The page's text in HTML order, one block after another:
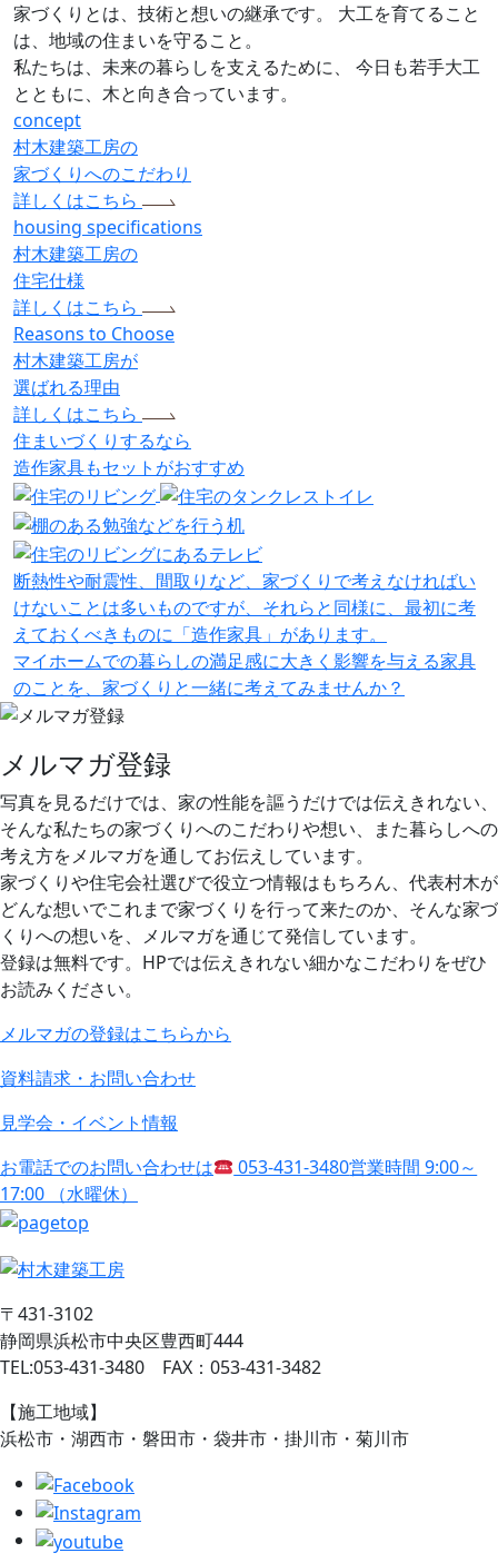
家づくりとは、技術と想いの継承です。
大工を育てること
は、地域の住まいを守ること。
私たちは、未来の暮らしを支えるために、
今日も若手大工
とともに、木と向き合っています。
concept
村木建築工房の
家づくりへのこだわり
詳しくはこちら
housing specifications
村木建築工房の
住宅仕様
詳しくはこちら
Reasons to Choose
村木建築工房が
選ばれる理由
詳しくはこちら
住まいづくりするなら
造作家具もセットがおすすめ
断熱性や耐震性、間取りなど、家づくりで考えなければい
けないことは多いものですが、それらと同様に、最初に考
えておくべきものに「造作家具」があります。
マイホームでの暮らしの満足感に大きく影響を与える家具
のことを、家づくりと一緒に考えてみませんか？
メルマガ登録
写真を見るだけでは、家の性能を謳うだけでは伝えきれない、
そんな私たちの家づくりへのこだわりや想い、また暮らしへの
考え方をメルマガを通してお伝えしています。
家づくりや住宅会社選びで役立つ情報はもちろん、代表村木が
どんな想いでこれまで家づくりを行って来たのか、そんな家づ
くりへの想いを、メルマガを通じて発信しています。
登録は無料です。HPでは伝えきれない細かなこだわりをぜひ
お読みください。
メルマガの登録はこちらから
資料請求・お問い合わせ
見学会・イベント情報
お電話でのお問い合わせは
053-431-3480営業時間 9:00～
17:00 （水曜休）
〒431-3102
静岡県浜松市中央区豊西町444
TEL:053-431-3480 FAX：053-431-3482
【施工地域】
浜松市・湖西市・磐田市・袋井市・掛川市・菊川市